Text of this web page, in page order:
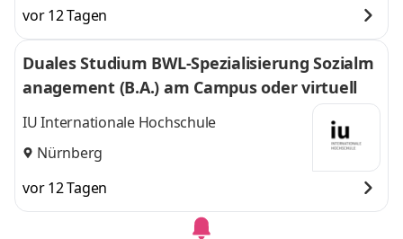
vor 12 Tagen
Duales Studium BWL-Spezialisierung Sozialm
anagement (B.A.) am Campus oder virtuell
IU Internationale Hochschule
Nürnberg
vor 12 Tagen